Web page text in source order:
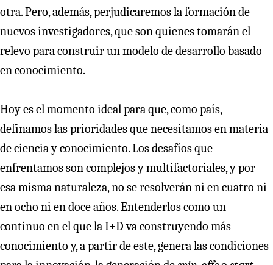
otra. Pero, además, perjudicaremos la formación de
nuevos investigadores, que son quienes tomarán el
relevo para construir un modelo de desarrollo basado
en conocimiento.
Hoy es el momento ideal para que, como país,
definamos las prioridades que necesitamos en materia
de ciencia y conocimiento. Los desafíos que
enfrentamos son complejos y multifactoriales, y por
esa misma naturaleza, no se resolverán ni en cuatro ni
en ocho ni en doce años. Entenderlos como un
continuo en el que la I+D va construyendo más
conocimiento y, a partir de este, genera las condiciones